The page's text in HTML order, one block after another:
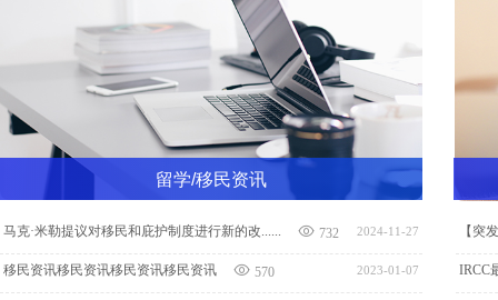
留学/移民资讯
马克·米勒提议对移民和庇护制度进行新的改...... 732 2024-11-27
移民资讯移民资讯移民资讯移民资讯 570 2023-01-07
【突
IRCC